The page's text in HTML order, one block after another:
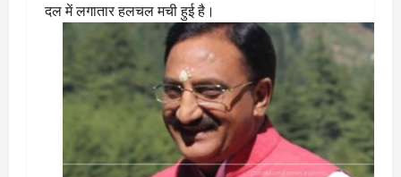
दल में लगातार हलचल मची हुई है।